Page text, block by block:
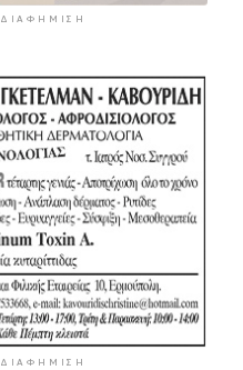
ΔΙΑΦΉΜΙΣΗ
ΔΙΑΦΉΜΙΣΗ